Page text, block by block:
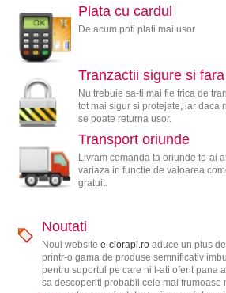
Plata cu cardul
De acum poti plati mai usor
Tranzactii sigure si
Nu trebuie sa-ti mai fie frica de
tot mai sigur si protejate, iar daca
se poate returna usor.
Transport oriunde
Livram comanda ta oriunde te-ai
variaza in functie de valoarea
gratuit.
Noutati
Noul website e-ciorapi.roaduce un plus
printr-o gama de produse semnificativ
pentru suportul pe care ni l-ati oferit pana
sa descoperiti probabil cele mai frumoase